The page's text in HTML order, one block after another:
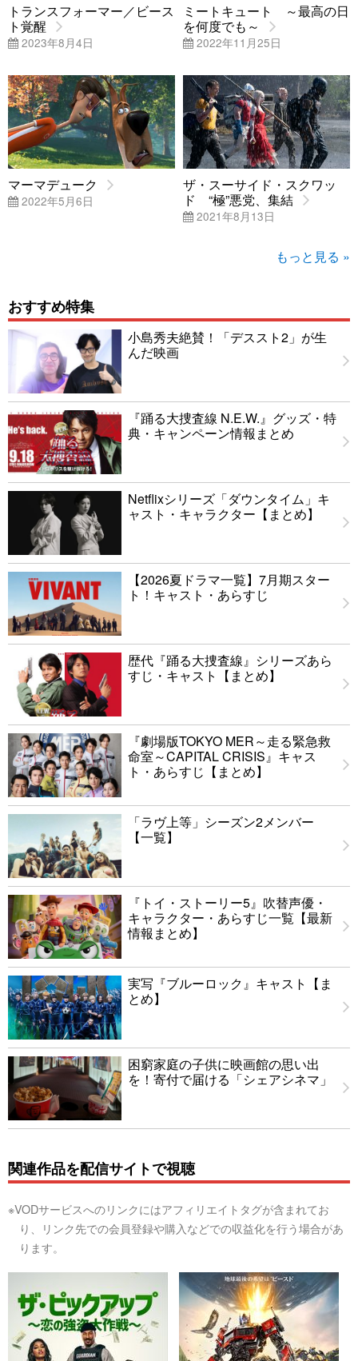
トランスフォーマー／ビース
ト覚醒
2023年8月4日
ミートキュート ～最高の日
を何度でも～
2022年11月25日
マーマデューク
2022年5月6日
ザ・スーサイド・スクワッ
ド “極”悪党、集結
2021年8月13日
もっと見る »
おすすめ特集
小島秀夫絶賛！「デススト2」が生
んだ映画
『踊る大捜査線 N.E.W.』グッズ・特
典・キャンペーン情報まとめ
Netflixシリーズ「ダウンタイム」キ
ャスト・キャラクター【まとめ】
【2026夏ドラマ一覧】7月期スター
ト！キャスト・あらすじ
歴代『踊る大捜査線』シリーズあら
すじ・キャスト【まとめ】
『劇場版TOKYO MER～走る緊急救
命室～CAPITAL CRISIS』キャス
ト・あらすじ【まとめ】
「ラヴ上等」シーズン2メンバー
【一覧】
『トイ・ストーリー5』吹替声優・
キャラクター・あらすじ一覧【最新
情報まとめ】
実写『ブルーロック』キャスト【ま
とめ】
困窮家庭の子供に映画館の思い出
を！寄付で届ける「シェアシネマ」
関連作品を配信サイトで視聴
※VODサービスへのリンクにはアフィリエイトタグが含まれてお
り、リンク先での会員登録や購入などでの収益化を行う場合があ
ります。